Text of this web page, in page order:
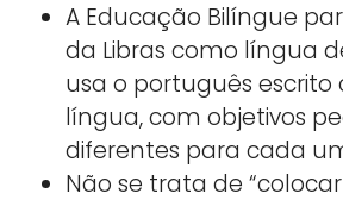
A Educação Bilíngue
da Libras como língua
usa o português
língua, com objetivos
diferentes para cada
Não se trata de